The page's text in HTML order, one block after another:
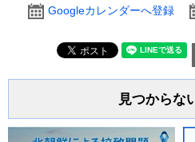
Googleカレンダーへ登録
見つからな